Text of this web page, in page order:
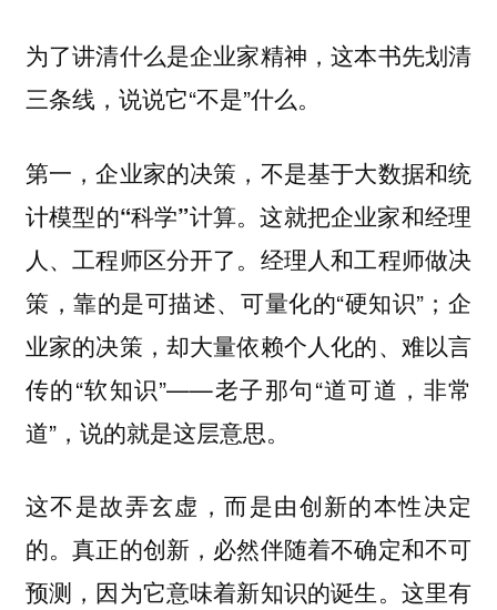
为了讲清什么是企业家精神，这本书先划清
三条线，说说它“不是”什么。
第一，企业家的决策，不是基于大数据和统
计模型的“科学”计算。这就把企业家和经理
人、工程师区分开了。经理人和工程师做决
策，靠的是可描述、可量化的“硬知识”；企
业家的决策，却大量依赖个人化的、难以言
传的“软知识”——老子那句“道可道，非常
道”，说的就是这层意思。
这不是故弄玄虚，而是由创新的本性决定
的。真正的创新，必然伴随着不确定和不可
预测，因为它意味着新知识的诞生。这里有